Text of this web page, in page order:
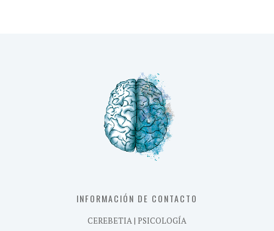
INFORMACIÓN DE CONTACTO
CEREBETIA | PSICOLOGÍA